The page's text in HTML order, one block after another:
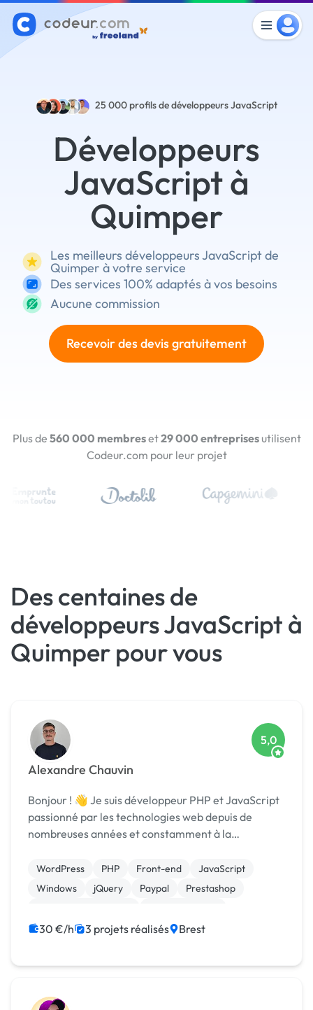
25 000profils de développeurs JavaScript
Développeurs
JavaScript à
Quimper
Les meilleurs développeurs JavaScript de
Quimper à votre service
Des services 100% adaptés à vos besoins
Aucune commission
Recevoir des devis gratuitement
Plus de 560 000 membreset29 000 entreprisesutilisent
Codeur.com pour leur projet
Des centaines de
développeurs JavaScript à
Quimper pour vous
Alexandre Chauvin
5,0
Bonjour ! 👋 Je suis développeur PHP et JavaScript
passionné par les technologies web depuis de
nombreuses années et constamment à la
de demain. J'aime à penser que l'informatique est
un mili...
WordPress PHP Front-end
JavaScript
Windows
jQuery Paypal
Prestashop
30 €/h 3 projets réalisés Brest